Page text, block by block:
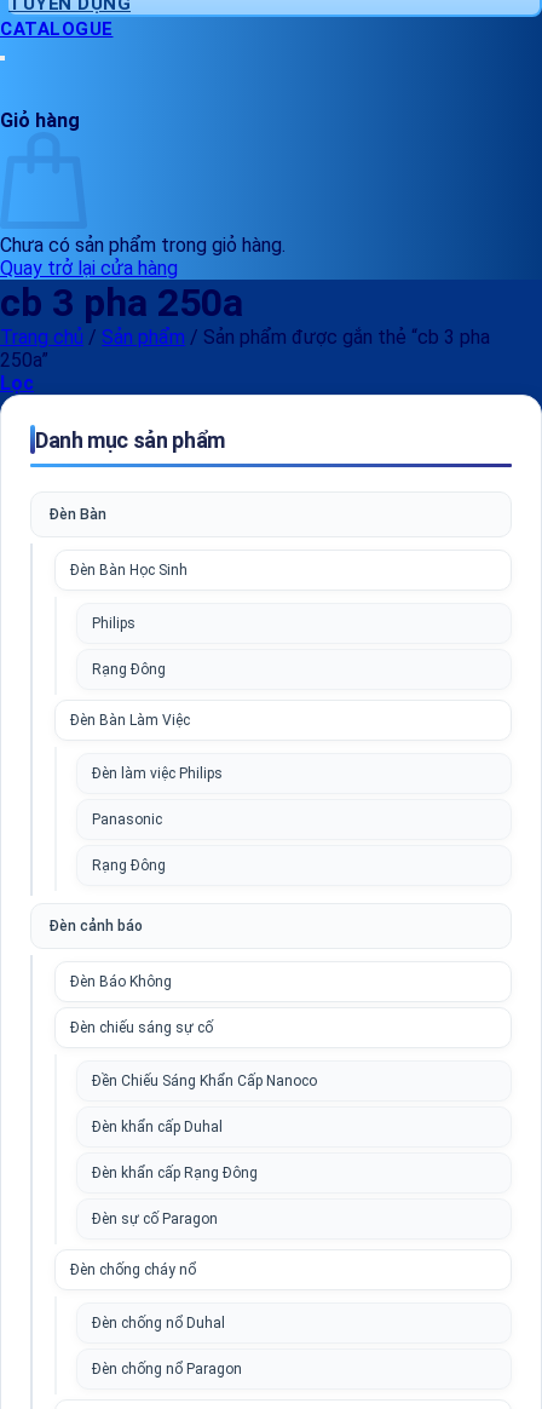
CATALOGUE
Giỏ hàng
Chưa có sản phẩm trong giỏ hàng.
Quay trở lại cửa hàng
cb 3 pha 250a
Trang chủ / Sản phẩm / Sản phẩm được gắn thẻ “cb 3 pha
250a”
Lọc
Danh mục sản phẩm
Đèn Bàn
Đèn Bàn Học Sinh
Philips
Rạng Đông
Đèn Bàn Làm Việc
Đèn làm việc Philips
Panasonic
Rạng Đông
Đèn cảnh báo
Đèn Báo Không
Đèn chiếu sáng sự cố
Đền Chiếu Sáng Khẩn Cấp Nanoco
Đèn khẩn cấp Duhal
Đèn khẩn cấp Rạng Đông
Đèn sự cố Paragon
Đèn chống cháy nổ
Đèn chống nổ Duhal
Đèn chống nổ Paragon